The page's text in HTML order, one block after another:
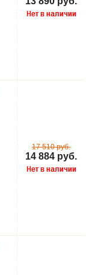
17 510 руб.
14 884 руб.